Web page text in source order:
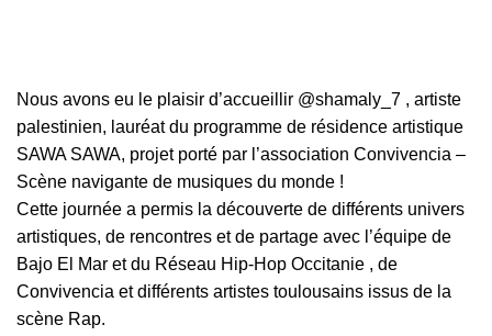
Nous avons eu le plaisir d’accueillir @shamaly_7 , artiste
palestinien, lauréat du programme de résidence artistique
SAWA SAWA, projet porté par l’association Convivencia –
Scène navigante de musiques du monde !
Cette journée a permis la découverte de différents univers
artistiques, de rencontres et de partage avec l’équipe de
Bajo El Mar et du Réseau Hip-Hop Occitanie , de
Convivencia et différents artistes toulousains issus de la
scène Rap.